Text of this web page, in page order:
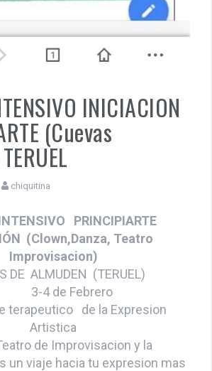
INICIACION
(Cuevas
chiquitina
PRINCIPIARTE
(Clown,Danza, Teatro
Improvisacion)
DE ALMUDEN (TERUEL)
3-4 de Febrero
terapeutico de la Expresion
Artistica
de Improvisacion y la
un viaje hacia tu expresion mas